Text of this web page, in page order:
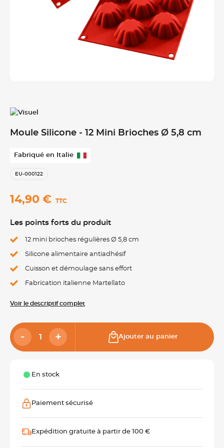
Moule Silicone - 12 Mini Brioches Ø 5,8 cm
Fabriqué en Italie
EU-000122
14,90 € TTC
Les points forts du produit
12 mini brioches régulières Ø 5,8 cm
Silicone alimentaire antiadhésif
Cuisson et démoulage sans effort
Fabrication italienne Martellato
Voir le descriptif complet
Ajouter au panier
En stock
Paiement sécurisé
Expédition gratuite à partir de 100 €